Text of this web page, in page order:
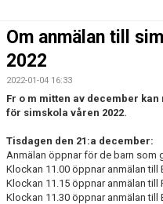
KLUBBKLÄDER
Om anmälan till
2022
2022-01-04 16:33
Fr o m mitten av december kan
för simskola våren 2022.
Tisdagen den 21:a december:
Anmälan öppnar för de barn som
Klockan 11.00 öppnar anmälan
Klockan 11.15 öppnar anmälan
Klockan 11.30 öppnar anmälan